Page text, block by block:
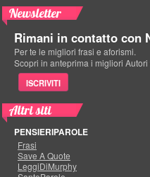
Newsletter
Rimani in contatto con
Per te le migliori frasi e aforismi.
Scopri in anteprima i migliori
ISCRIVITI
Altri siti
PENSIERIPAROLE
Frasi
Save A Quote
LeggiDiMurphy